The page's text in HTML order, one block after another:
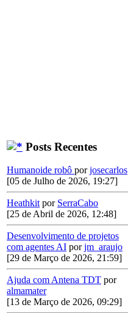
Posts Recentes
Humanoide robô porjosecarlos
[05 de Julho de 2026, 19:27]
Heathkit por SerraCabo
[25 de Abril de 2026, 12:48]
Desenvolvimento de projetos
com agentes AI porjm_araujo
[29 de Março de 2026, 21:59]
Ajuda com Antena TDT por
almamater
[13 de Março de 2026, 09:29]